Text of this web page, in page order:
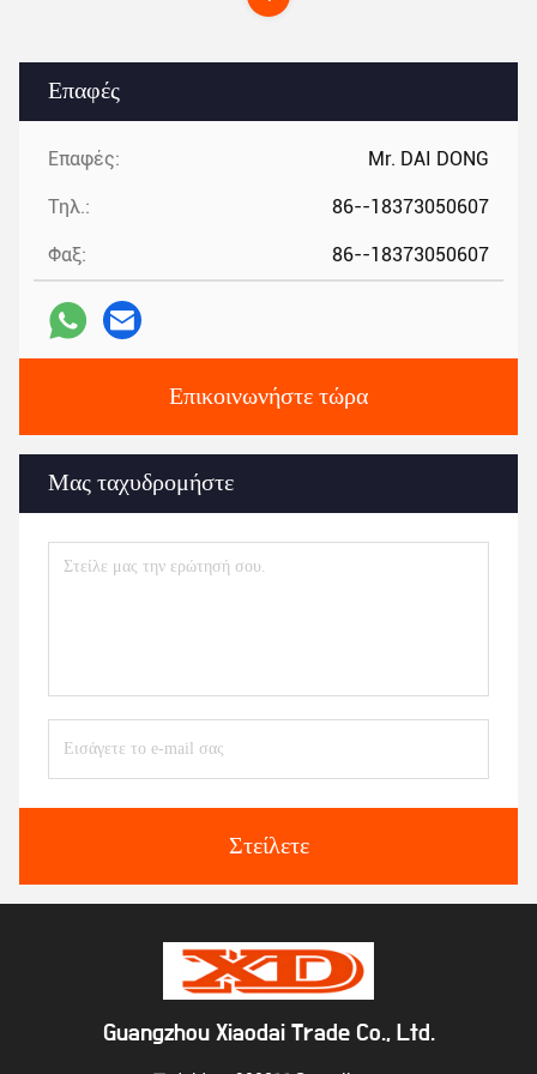
Επαφές
Επαφές: Mr. DAI DONG
Τηλ.: 86--18373050607
Φαξ: 86--18373050607
Επικοινωνήστε τώρα
Μας ταχυδρομήστε
Στείλετε
Guangzhou Xiaodai Trade Co., Ltd.